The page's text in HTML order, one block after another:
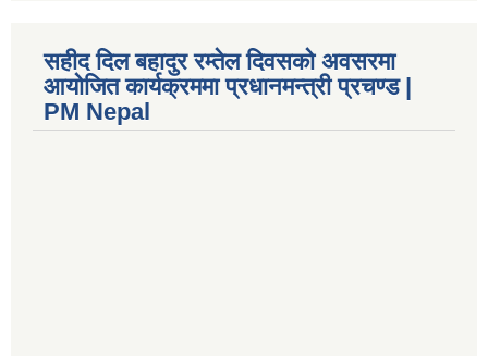
सहीद दिल बहादुर रम्तेल दिवसको अवसरमा
आयोजित कार्यक्रममा प्रधानमन्त्री प्रचण्ड |
PM Nepal